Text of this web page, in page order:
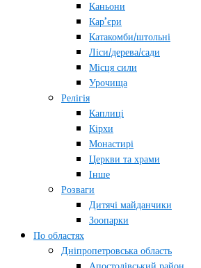
Каньони
Кар’єри
Катакомби/штольні
Ліси/дерева/сади
Місця сили
Урочища
Релігія
Каплиці
Кірхи
Монастирі
Церкви та храми
Інше
Розваги
Дитячі майданчики
Зоопарки
По областях
Дніпропетровська область